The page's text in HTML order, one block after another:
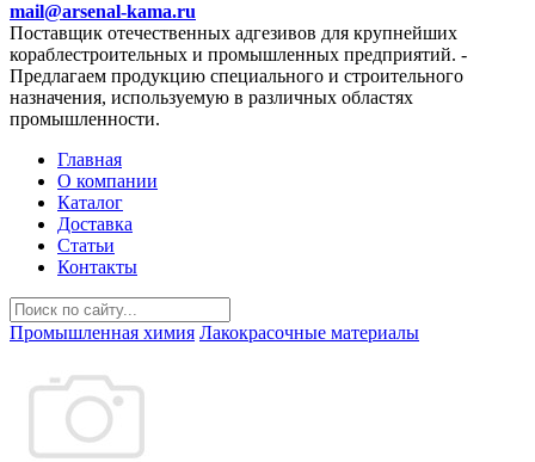
mail@arsenal-kama.ru
Поставщик отечественных адгезивов для крупнейших
кораблестроительных и промышленных предприятий. -
Предлагаем продукцию специального и строительного
назначения, используемую в различных областях
промышленности.
Главная
О компании
Каталог
Доставка
Статьи
Контакты
Промышленная химия Лакокрасочные материалы